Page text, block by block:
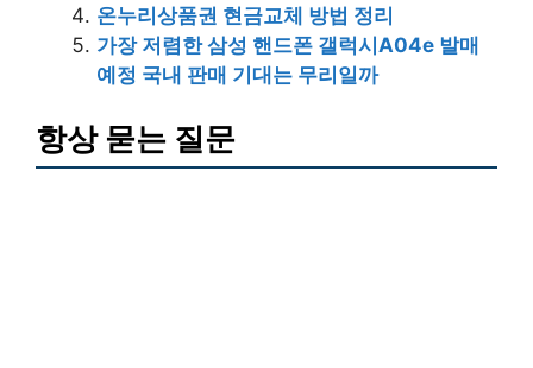
온누리상품권 현금교체 방법 정리
가장 저렴한 삼성 핸드폰 갤럭시A04e 발매
예정 국내 판매 기대는 무리일까
항상 묻는 질문